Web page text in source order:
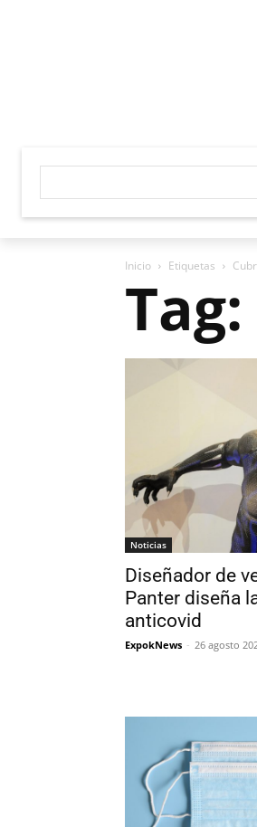
Inicio Etiquetas
Noticias
Diseñador de
Panter diseña
anticovid
ExpokNews - 26 agosto